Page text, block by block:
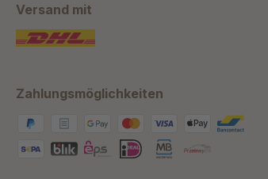
Versand mit
Zahlungsmöglichkeiten